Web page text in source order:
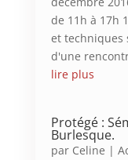
de 11h à 17h
et techniques
d'une
lire plus
Protégé :
Burlesque.
par Celine |